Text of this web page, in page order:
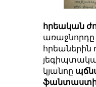
հրեական
առաջնորդը
հրեաներին
կյանոը